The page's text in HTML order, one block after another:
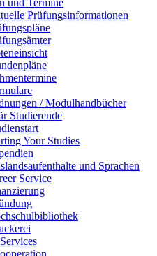
und Termine
Prüfungsinformationen
/ Modulhandbücher
Studierende
Your Studies
und Sprachen
Service